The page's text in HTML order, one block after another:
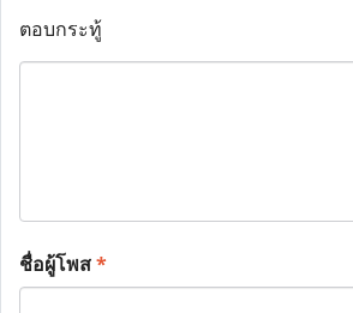
ตอบกระทู้
ชื่อผู้โพส*